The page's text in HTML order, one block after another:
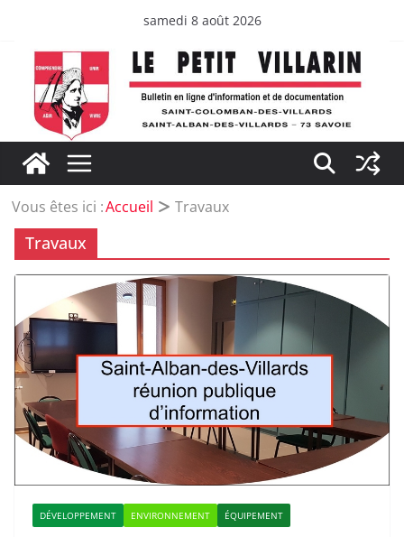
contenu
samedi 8 août 2026
Vous êtes ici :Accueil Travaux
Travaux
DÉVELOPPEMENT ENVIRONNEMENT ÉQUIPEMENT